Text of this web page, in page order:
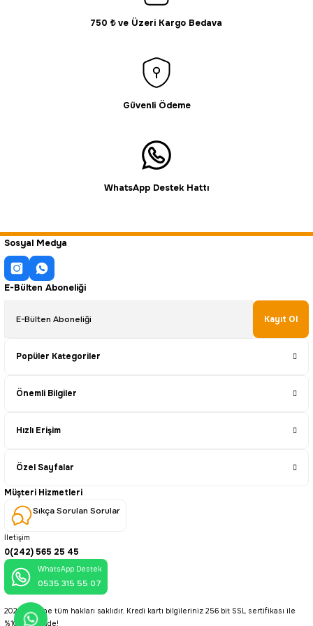
Gönder
750 ₺ ve Üzeri Kargo Bedava
Güvenli Ödeme
WhatsApp Destek Hattı
Sosyal Medya
E-Bülten Aboneliği
Kayıt Ol
Popüler Kategoriler
Önemli Bilgiler
Hızlı Erişim
Özel Sayfalar
Müşteri Hizmetleri
Sıkça Sorulan Sorular
İletişim
0(242) 565 25 45
WhatsApp Destek
0535 315 55 07
2025 © Brine tüm hakları saklıdır. Kredi kartı bilgileriniz 256 bit SSL sertifikası ile
%100 güvende!